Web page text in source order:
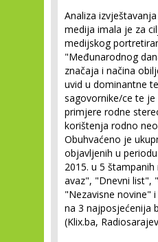
Analiza
medija imala je za
medijskog
"Međunarodnog
značaja i načina
uvid u dominantne
sagovornike/ce te je
primjere rodne
korištenja rodno
Obuhvaćeno je
objavljenih u
2015. u 5
avaz", "Dnevni list",
"Nezavisne novine"
na 3 najposjećenija
(Klix.ba,